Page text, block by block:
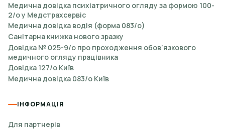
Медична довідка психіатричного огляду за формою 100-
2/о у Медстрахсервіс
Медична довідка водія (форма 083/о)
Санітарна книжка нового зразку
Довідка № 025-9/о про проходження обов’язкового
медичного огляду працівника
Довідка 127/о Київ
Медична довідка 083/о Київ
ІНФОРМАЦІЯ
Для партнерів